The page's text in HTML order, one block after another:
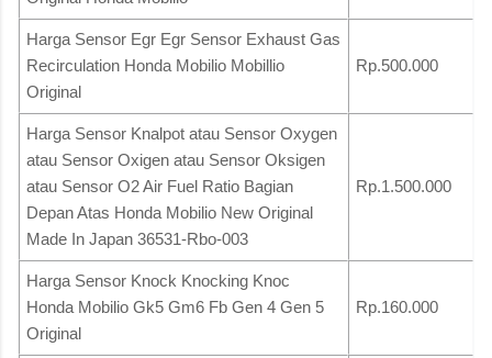
Harga Sensor Egr Egr Sensor Exhaust Gas
Recirculation Honda Mobilio Mobillio
Original
Rp.500.000
Harga Sensor Knalpot atau Sensor Oxygen
atau Sensor Oxigen atau Sensor Oksigen
atau Sensor O2 Air Fuel Ratio Bagian
Depan Atas Honda Mobilio New Original
Made In Japan 36531-Rbo-003
Rp.1.500.000
Harga Sensor Knock Knocking Knoc
Honda Mobilio Gk5 Gm6 Fb Gen 4 Gen 5
Original
Rp.160.000